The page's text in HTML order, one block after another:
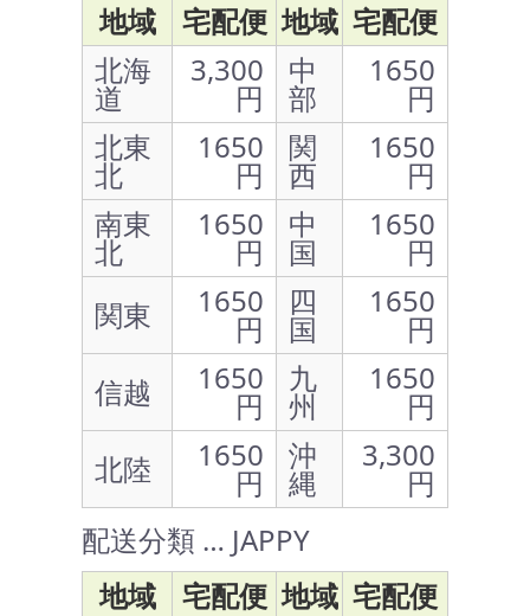
地域
宅配便 地域 宅配便
北海
道
3,300
円
中
部
1650
円
北東
北
1650
円
関
西
1650
円
南東
北
1650
円
中
国
1650
円
関東
1650
円
四
国
1650
円
信越
1650
円
九
州
1650
円
北陸
1650
円
沖
縄
3,300
円
配送分類 … JAPPY
地域
宅配便 地域 宅配便